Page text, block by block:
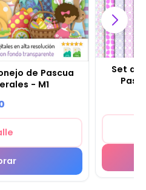
de Pascua
- M1
Set de